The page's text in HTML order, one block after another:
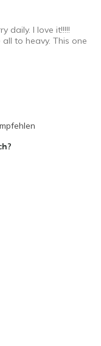
daily. I love it!!!!!
to heavy. This one